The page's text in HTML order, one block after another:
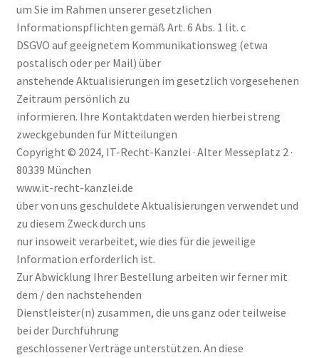
um Sie im Rahmen unserer gesetzlichen
Informationspflichten gemäß Art. 6 Abs. 1 lit. c
DSGVO auf geeignetem Kommunikationsweg (etwa
postalisch oder per Mail) über
anstehende Aktualisierungen im gesetzlich vorgesehenen
Zeitraum persönlich zu
informieren. Ihre Kontaktdaten werden hierbei streng
zweckgebunden für Mitteilungen
Copyright © 2024, IT-Recht-Kanzlei · Alter Messeplatz 2 ·
80339 München
www.it-recht-kanzlei.de
über von uns geschuldete Aktualisierungen verwendet und
zu diesem Zweck durch uns
nur insoweit verarbeitet, wie dies für die jeweilige
Information erforderlich ist.
Zur Abwicklung Ihrer Bestellung arbeiten wir ferner mit
dem / den nachstehenden
Dienstleister(n) zusammen, die uns ganz oder teilweise
bei der Durchführung
geschlossener Verträge unterstützen. An diese